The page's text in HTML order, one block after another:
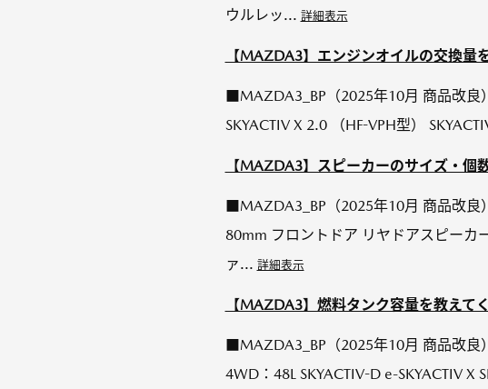
ウルレッ... 詳細表示
【MAZDA3】エンジンオイルの交換量
■MAZDA3_BP（2025年10月 商品改良
SKYACTIV X 2.0 （HF-VPH型）
【MAZDA3】スピーカーのサイズ・個
■MAZDA3_BP（2025年10月 商品改良
80mm フロントドア リヤドアスピーカ
ァ... 詳細表示
【MAZDA3】燃料タンク容量を教えて
■MAZDA3_BP（2025年10月 商品改良
4WD：48L SKYACTIV-D e-SKYACTIV